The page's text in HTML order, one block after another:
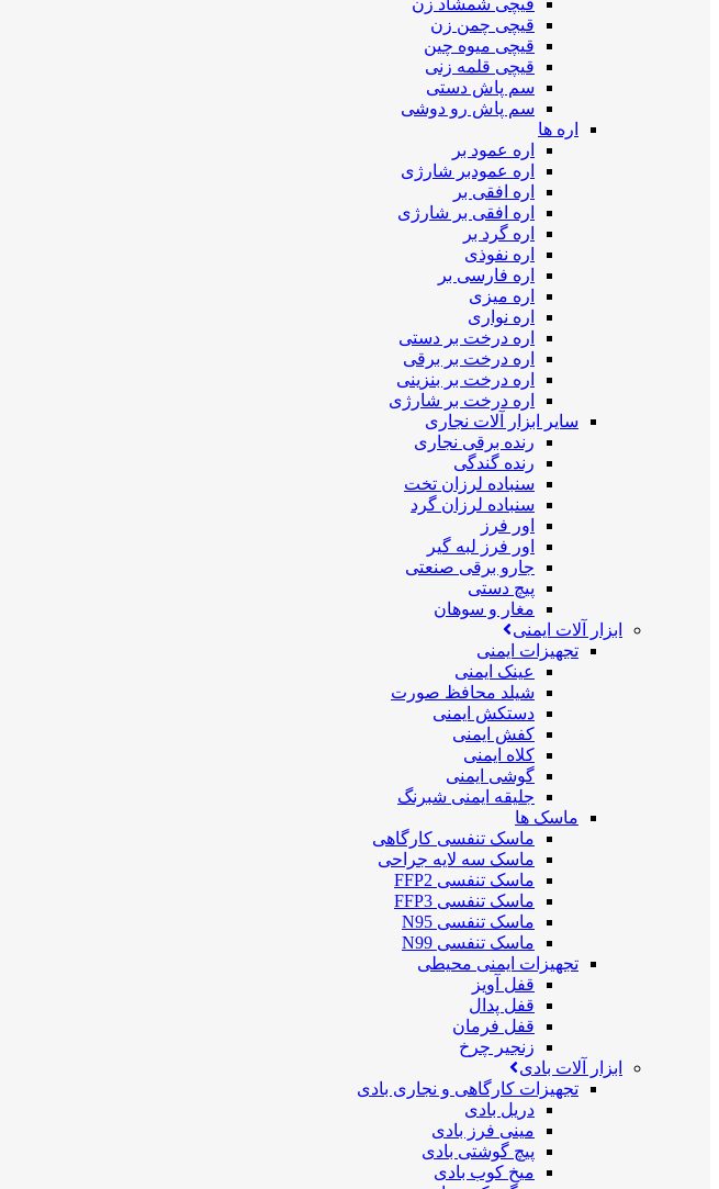
قیچی شمشاد زن
قیچی چمن زن
قیچی میوه چین
قیچی قلمه زنی
سم پاش دستی
سم پاش رو دوشی
اره ها
اره عمود بر
اره عمودبر شارژی
اره افقی بر
اره افقی بر شارژی
اره گرد بر
اره نفوذی
اره فارسی بر
اره میزی
اره نواری
اره درخت بر دستی
اره درخت بر برقی
اره درخت بر بنزینی
اره درخت بر شارژی
سایر ابزار آلات نجاری
رنده برقی نجاری
رنده گندگی
سنباده لرزان تخت
سنباده لرزان گرد
اور فرز
اور فرز لبه گیر
جارو برقی صنعتی
پیچ دستی
مغار و سوهان
ابزار آلات ایمنی
تجهیزات ایمنی
عینک ایمنی
شیلد محافظ صورت
دستکش ایمنی
کفش ایمنی
کلاه ایمنی
گوشی ایمنی
جلیقه ایمنی شبرنگ
ماسک ها
ماسک تنفسی کارگاهی
ماسک سه لایه جراحی
ماسک تنفسی FFP2
ماسک تنفسی FFP3
ماسک تنفسی N95
ماسک تنفسی N99
تجهیزات ایمنی محیطی
قفل آویز
قفل پدال
قفل فرمان
زنجیر چرخ
ابزار آلات بادی
تجهیزات کارگاهی و نجاری بادی
دریل بادی
مینی فرز بادی
پیچ گوشتی بادی
میخ کوب بادی